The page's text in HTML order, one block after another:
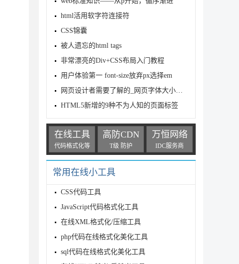
html活用软字符连接符
CSS锦囊
被人遗忘的html tags
非常漂亮的Div+CSS布局入门教程
用户体验第一 font-size放弃px选择em
网页设计者需要了解的_网页字体大小数据参考
HTML5新增的9种不为人知的页面标签
在线工具
代码格式化等
高防CDN
T级 防护
万恒网络
IDC服务商
常用在线小工具
CSS代码工具
JavaScript代码格式化工具
在线XML格式化/压缩工具
php代码在线格式化美化工具
sql代码在线格式化美化工具